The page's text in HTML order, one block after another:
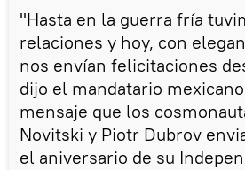
"Hasta en la guerra fría
relaciones y hoy, con
nos envían felicitaciones
dijo el mandatario
mensaje que los
Novitski y Piotr Dubrov
el aniversario de su